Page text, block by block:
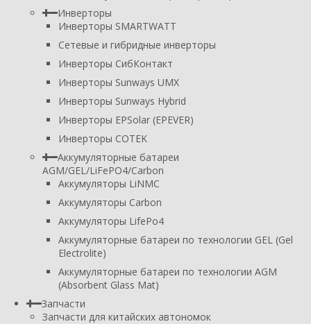
Инверторы
Инверторы SMARTWATT
Сетевые и гибридные инверторы
Инверторы СибКонтакт
Инверторы Sunways UMX
Инверторы Sunways Hybrid
Инверторы EPSolar (EPEVER)
Инверторы COTEK
Аккумуляторные батареи
AGM/GEL/LiFePO4/Carbon
Аккумуляторы LiNMC
Аккумуляторы Carbon
Аккумуляторы LifePo4
Аккумуляторные батареи по технологии GEL (Gel
Electrolite)
Аккумуляторные батареи по технологии AGM
(Absorbent Glass Mat)
Запчасти
Запчасти для китайских автономок